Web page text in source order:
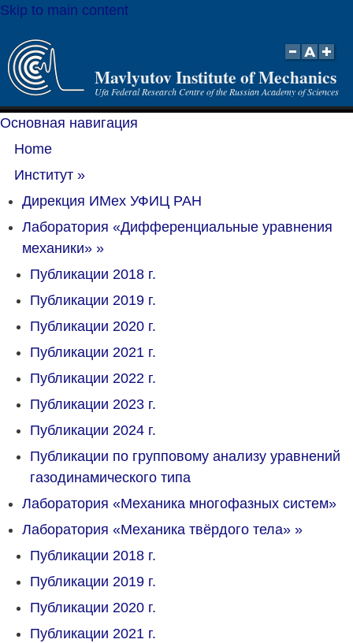
Skip to main content
Mavlyutov Institute of Mechanics
Ufa Federal Research Centre of the Russian Academy of Sciences
Основная навигация
Home
Институт »
Дирекция ИМех УФИЦ РАН
Лаборатория «Дифференциальные уравнения
механики» »
Публикации 2018 г.
Публикации 2019 г.
Публикации 2020 г.
Публикации 2021 г.
Публикации 2022 г.
Публикации 2023 г.
Публикации 2024 г.
Публикации по групповому анализу уравнений
газодинамического типа
Лаборатория «Механика многофазных систем»
Лаборатория «Механика твёрдого тела» »
Публикации 2018 г.
Публикации 2019 г.
Публикации 2020 г.
Публикации 2021 г.